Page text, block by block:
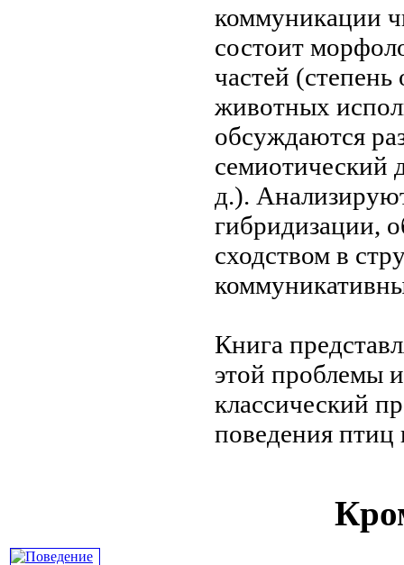
коммуникации
состоит
частей (степень
животных
обсуждаются
семиотический
д.).
гибридизации,
сходством в
Книга
этой проблемы
классический
поведения птиц